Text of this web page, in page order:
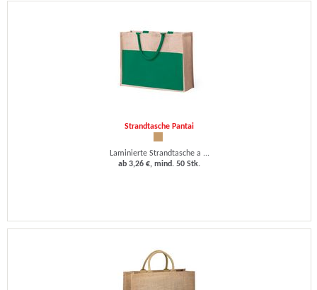
Strandtasche Pantai
Laminierte Strandtasche a ...
ab 3,26 €, mind. 50 Stk.